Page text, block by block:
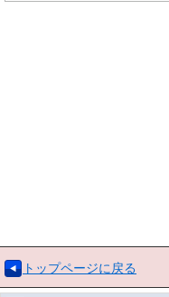
トップページに戻る